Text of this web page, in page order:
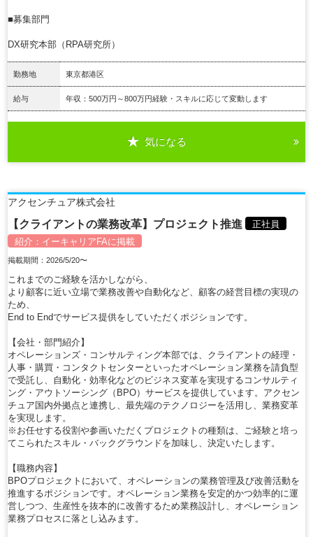
■募集部門
DX研究本部（RPA研究所）
勤務地 東京都港区
給与 年収：500万円～800万円経験・スキルに応じて変動します
気になる
アクセンチュア株式会社
【クライアントの業務改革】プロジェクト推進
正社員
紹介： イーキャリアFAに掲載
掲載期間：2026/5/20〜
これまでのご経験を活かしながら、
より顧客に近い立場で業務改善や自動化など、顧客の経営目標の実現の
ため、
End to Endでサービス提供をしていただくポジションです。
【会社・部門紹介】
オペレーションズ・コンサルティング本部では、クライアントの経理・
人事・購買・コンタクトセンターといったオペレーション業務を請負型
で受託し、自動化・効率化などのビジネス変革を実現するコンサルティ
ング・アウトソーシング（BPO）サービスを提供しています。アクセン
チュア国内外拠点と連携し、最先端のテクノロジーを活用し、業務変革
を実現します。
※お任せする役割や参画いただくプロジェクトの種類は、ご経験と培っ
てこられたスキル・バックグラウンドを加味し、決定いたします。
【職務内容】
BPOプロジェクトにおいて、オペレーションの業務管理及び改善活動を
推進するポジションです。オペレーション業務を安定的かつ効率的に運
営しつつ、生産性を抜本的に改善するため業務設計し、オペレーション
業務プロセスに落とし込みます。